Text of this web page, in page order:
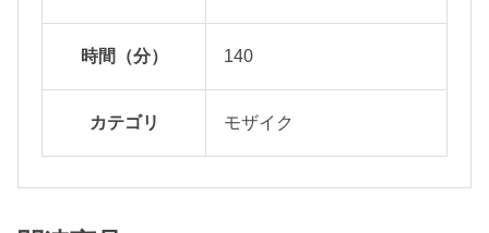
の
時間（分） 140
カテゴリ モザイク